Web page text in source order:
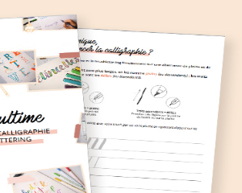
vraiment sympa !